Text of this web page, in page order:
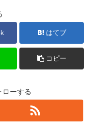
はてブ
コピー
ローする